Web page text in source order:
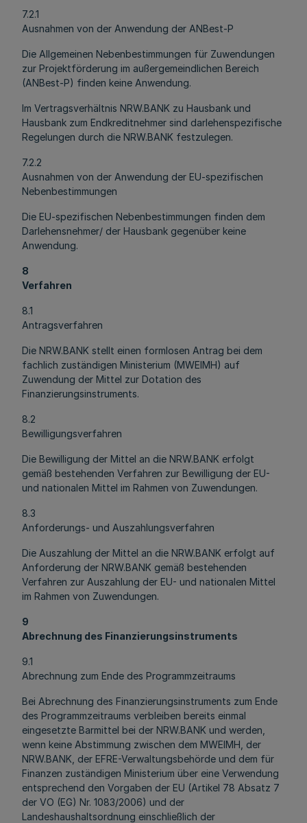
7.2.1
Ausnahmen von der Anwendung der ANBest-P
Die Allgemeinen Nebenbestimmungen für Zuwendungen
zur Projektförderung im außergemeindlichen Bereich
(ANBest-P) finden keine Anwendung.
Im Vertragsverhältnis NRW.BANK zu Hausbank und
Hausbank zum Endkreditnehmer sind darlehenspezifische
Regelungen durch die NRW.BANK festzulegen.
7.2.2
Ausnahmen von der Anwendung der EU-spezifischen
Nebenbestimmungen
Die EU-spezifischen Nebenbestimmungen finden dem
Darlehensnehmer/ der Hausbank gegenüber keine
Anwendung.
8
Verfahren
8.1
Antragsverfahren
Die NRW.BANK stellt einen formlosen Antrag bei dem
fachlich zuständigen Ministerium (MWEIMH) auf
Zuwendung der Mittel zur Dotation des
Finanzierungsinstruments.
8.2
Bewilligungsverfahren
Die Bewilligung der Mittel an die NRW.BANK erfolgt
gemäß bestehenden Verfahren zur Bewilligung der EU-
und nationalen Mittel im Rahmen von Zuwendungen.
8.3
Anforderungs- und Auszahlungsverfahren
Die Auszahlung der Mittel an die NRW.BANK erfolgt auf
Anforderung der NRW.BANK gemäß bestehenden
Verfahren zur Auszahlung der EU- und nationalen Mittel
im Rahmen von Zuwendungen.
9
Abrechnung des Finanzierungsinstruments
9.1
Abrechnung zum Ende des Programmzeitraums
Bei Abrechnung des Finanzierungsinstruments zum Ende
des Programmzeitraums verbleiben bereits einmal
eingesetzte Barmittel bei der NRW.BANK und werden,
wenn keine Abstimmung zwischen dem MWEIMH, der
NRW.BANK, der EFRE-Verwaltungsbehörde und dem für
Finanzen zuständigen Ministerium über eine Verwendung
entsprechend den Vorgaben der EU (Artikel 78 Absatz 7
der VO (EG) Nr. 1083/2006) und der
Landeshaushaltsordnung einschließlich der